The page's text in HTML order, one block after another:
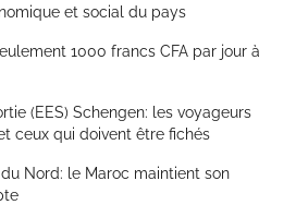
et social du pays
1000 francs CFA par jour à
(EES) Schengen: les voyageurs
ceux qui doivent être fichés
Nord: le Maroc maintient son